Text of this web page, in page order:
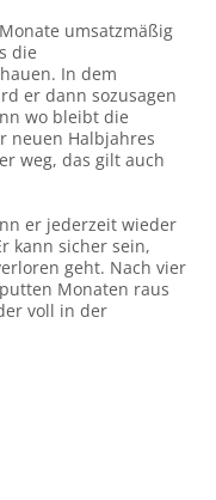
umsatzmäßig
die
In dem
er dann sozusagen
wo bleibt die
neuen Halbjahres
weg, das gilt auch
er jederzeit wieder
kann sicher sein,
geht. Nach vier
Monaten raus
voll in der